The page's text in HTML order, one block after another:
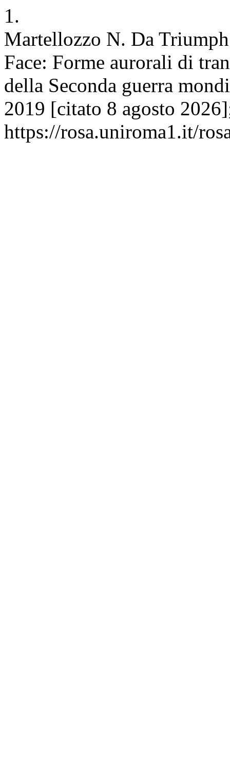
1.
Martellozzo N. Da
Face: Forme aurorali di
della Seconda guerra
2019 [citato 8 agosto
https://rosa.uniroma1.it/